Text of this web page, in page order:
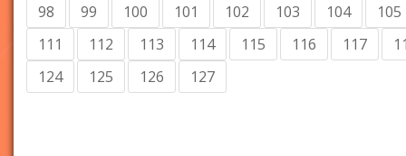
98
99 100 101 102 103 104
105
111
112 113 114 115 116 117
124
125 126 127